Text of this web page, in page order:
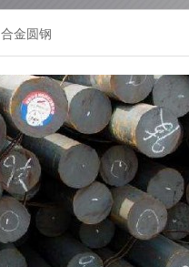
合金圆钢